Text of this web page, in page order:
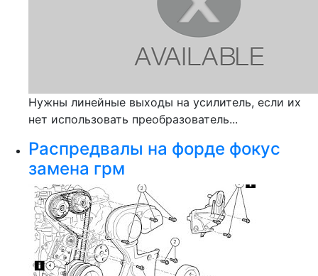
Нужны линейные выходы на усилитель, если их
нет использовать преобразователь...
Распредвалы на форде фокус
замена грм